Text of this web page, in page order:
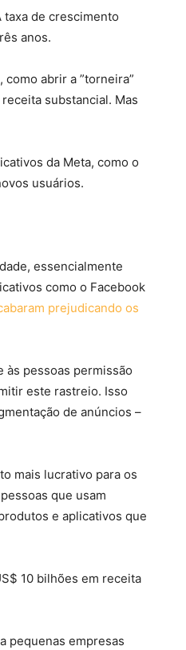
de crescimento
anos.
abrir a ”torneira”
substancial. Mas
da Meta, como o
usuários.
essencialmente
como o Facebook
prejudicando os
às pessoas permissão
este rastreio. Isso
de anúncios –
mais lucrativo para os
que usam
e aplicativos que
10 bilhões em receita
pequenas empresas